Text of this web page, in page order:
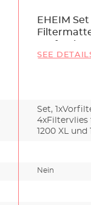
EHEIM Set
1200 XLT
SEE
Set,
4xFiltervlies
1200 XL und
Nein